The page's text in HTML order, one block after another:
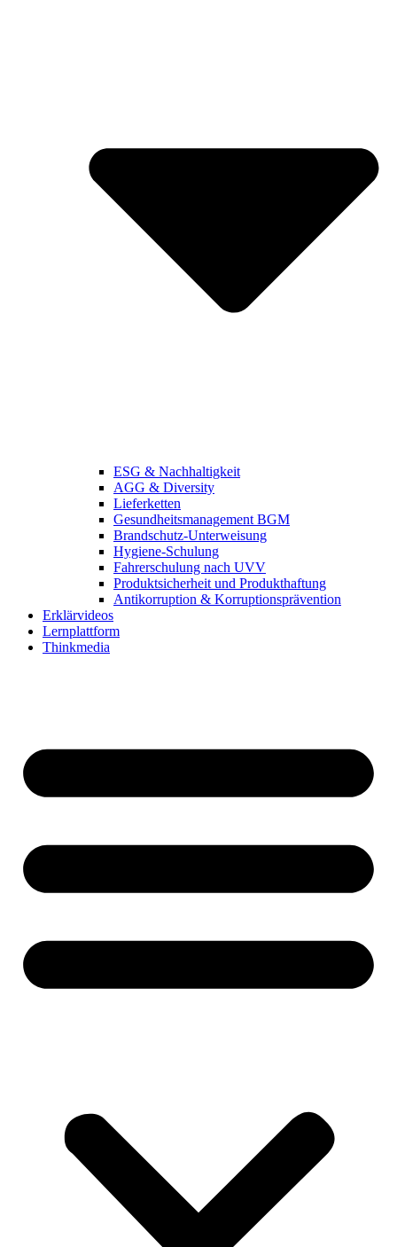
ESG & Nachhaltigkeit
AGG & Diversity
Lieferketten
Gesundheitsmanagement BGM
Brandschutz-Unterweisung
Hygiene-Schulung
Fahrerschulung nach UVV
Produktsicherheit und Produkthaftung
Antikorruption & Korruptionsprävention
Erklärvideos
Lernplattform
Thinkmedia